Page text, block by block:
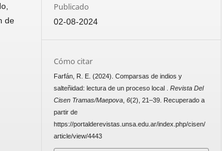
de
Publicado
02-08-2024
Cómo citar
Farfán, R. E. (2024). Comparsas de indios y
salteñidad: lectura de un proceso local .Revista Del
Cisen Tramas/Maepova ,6(2), 21–39. Recuperado a
partir de
https://portalderevistas.unsa.edu.ar/index.php/cisen/
article/view/4443